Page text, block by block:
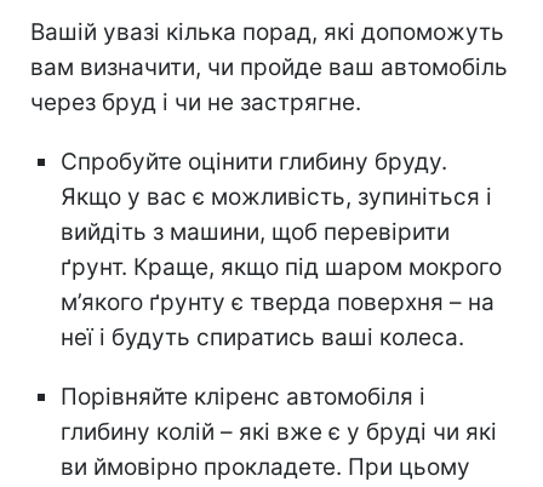
Вашій увазі кілька порад, які допоможуть
вам визначити, чи пройде ваш автомобіль
через бруд і чи не застрягне.
Спробуйте оцінити глибину бруду.
Якщо у вас є можливість, зупиніться і
вийдіть з машини, щоб перевірити
ґрунт. Краще, якщо під шаром мокрого
м’якого ґрунту є тверда поверхня – на
неї і будуть спиратись ваші колеса.
Порівняйте кліренс автомобіля і
глибину колій – які вже є у бруді чи які
ви ймовірно прокладете. При цьому